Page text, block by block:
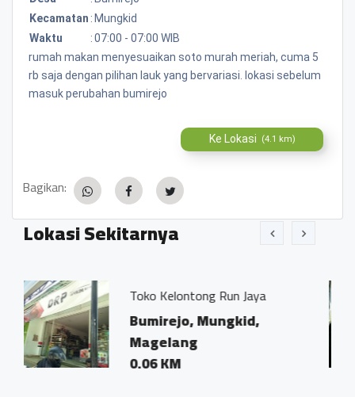
Kecamatan : Mungkid
Waktu
:07:00 - 07:00 WIB
rumah makan menyesuaikan soto murah meriah, cuma 5
rb saja dengan pilihan lauk yang bervariasi. lokasi sebelum
masuk perubahan bumirejo
Ke Lokasi (4.1 km)
Bagikan:
Lokasi Sekitarnya
Kelontong Run Jaya
Mungkid,
KM
Kantor
Ivo